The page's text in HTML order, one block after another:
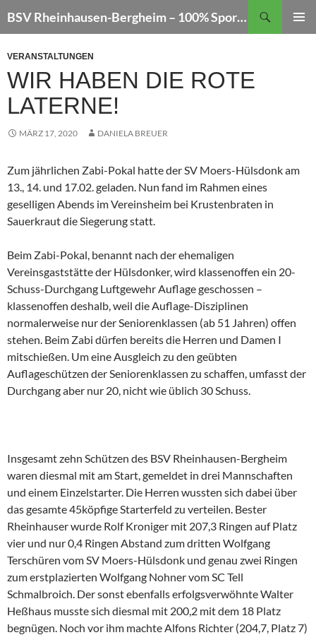
Inhalt
BSV Rheinhausen-Bergheim – 100% Sportschießen
VERANSTALTUNGEN
WIR HABEN DIE ROTE
LATERNE!
MÄRZ 17, 2020 DANIELA BREUER
Zum jährlichen Zabi-Pokal hatte der SV Moers-Hülsdonk am
13., 14. und 17.02. geladen. Nun fand im Rahmen eines
geselligen Abends im Vereinsheim bei Krustenbraten in
Sauerkraut die Siegerung statt.
Beim Zabi-Pokal, benannt nach der ehemaligen
Vereinsgaststätte der Hülsdonker, wird klassenoffen ein 20-
Schuss-Durchgang Luftgewehr Auflage geschossen –
klassenoffen deshalb, weil die Auflage-Disziplinen
normalerweise nur der Seniorenklassen (ab 51 Jahren) offen
stehen. Beim Zabi dürfen bereits die Herren und Damen I
mitschießen. Um eine Ausgleich zu den geübten
Auflageschützen der Seniorenklassen zu schaffen, umfasst der
Durchgang aber nur 20, nicht wie üblich 30 Schuss.
Insgesamt zehn Schützen des BSV Rheinhausen-Bergheim
waren diesmal mit am Start, gemeldet in drei Mannschaften
und einem Einzelstarter. Die Herren wussten sich dabei über
das gesamte 45köpfige Starterfeld zu verteilen. Bester
Rheinhauser wurde Rolf Kroniger mit 207,3 Ringen auf Platz
vier und nur 0,4 Ringen Abstand zum dritten Wolfgang
Terschüren vom SV Moers-Hülsdonk und genau zwei Ringen
zum erstplazierten Wolfgang Nohner vom SC Tell
Schmalbroich. Der sonst ebenfalls erfolgsverwöhnte Walter
Heßhaus musste sich diesmal mit 200,2 mit dem 18 Platz
begnügen. Noch vor ihm machte Alfons Richter (204,7, Platz 7)